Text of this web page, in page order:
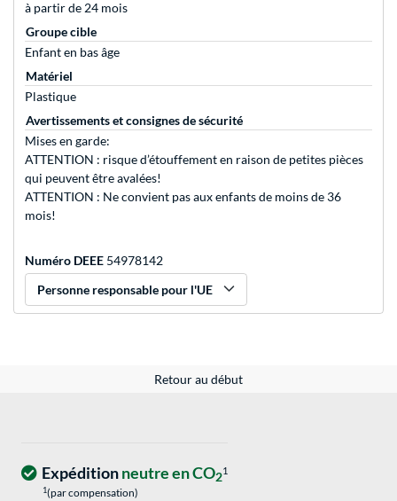
à partir de 24 mois
Groupe cible
Enfant en bas âge
Matériel
Plastique
Avertissements et consignes de sécurité
Mises en garde:
ATTENTION : risque d’étouffement en raison de petites pièces
qui peuvent être avalées!
ATTENTION : Ne convient pas aux enfants de moins de 36
mois!
Numéro DEEE 54978142
Personne responsable pour l'UE
Retour au début
Expéditionneutre en CO21
1(par compensation)